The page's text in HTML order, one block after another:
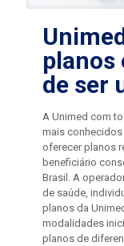
planos
de ser
A Unimed com
mais
oferecer planos
beneficiário
Brasil. A
de saúde,
planos da
modalidades
planos de